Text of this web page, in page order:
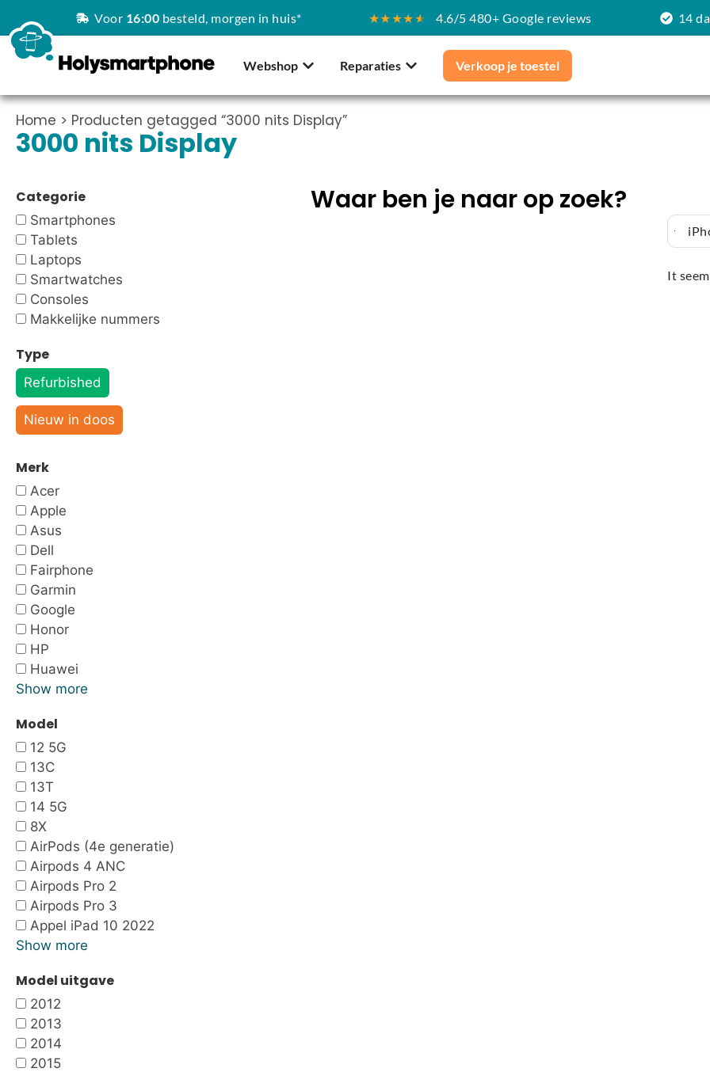
Voor 16:00 besteld, morgen in huis* ★★★★★ 4.6/5 480+ Google reviews 14
Webshop Reparaties Verkoop je toestel
Home > Producten getagged “3000 nits Display”
3000 nits Display
Categorie
Smartphones
Tablets
Laptops
Smartwatches
Consoles
Makkelijke nummers
Type
Refurbished
Nieuw in doos
Merk
Acer
Apple
Asus
Dell
Fairphone
Garmin
Google
Honor
HP
Huawei
Show more
Model
12 5G
13C
13T
14 5G
8X
AirPods (4e generatie)
Airpods 4 ANC
Airpods Pro 2
Airpods Pro 3
Appel iPad 10 2022
Show more
Model uitgave
2012
2013
2014
2015
Waar ben je naar op zoek?
It